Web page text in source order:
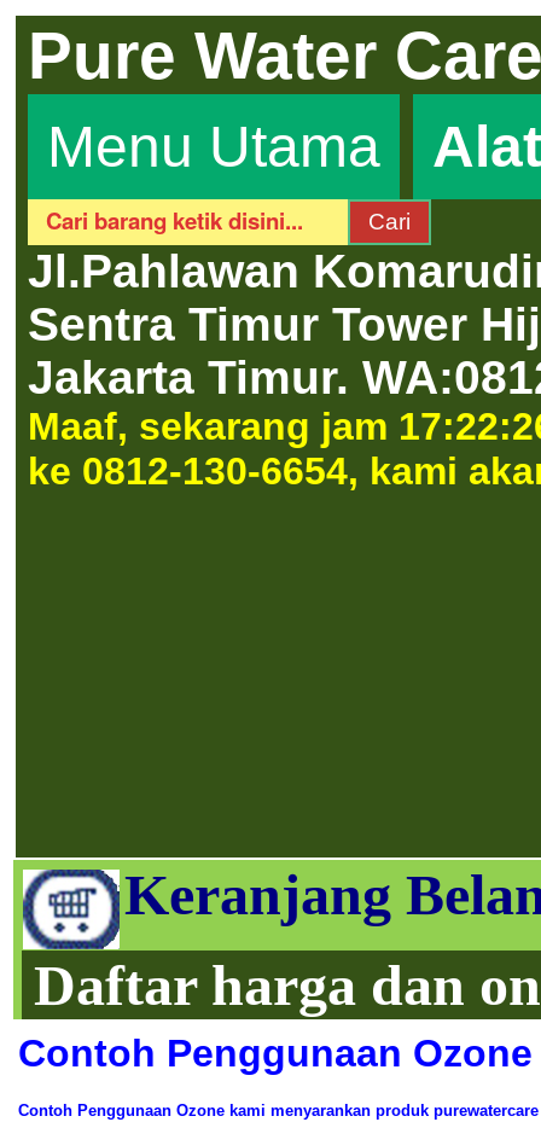
Pure Water
Menu Utama
Jl.Pahlawan
Sentra Timur Tower
Jakarta Timur.
Maaf, sekarang jam
ke 0812-130-6654, kami
Keranjang
Daftar harga dan
Contoh Penggunaan Ozone
Contoh Penggunaan Ozone kami menyarankan produk purewatercare